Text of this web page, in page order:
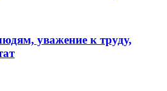
уважение к труду,